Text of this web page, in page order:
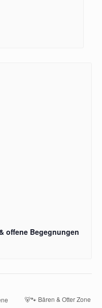
offene Begegnungen
🐻🐾 Bären & Otter Zone